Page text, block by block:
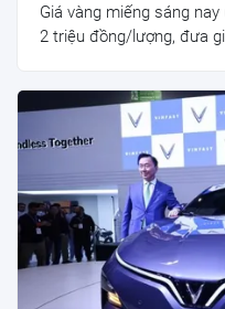
Giá vàng miếng sáng
2 triệu đồng/lượng, đưa